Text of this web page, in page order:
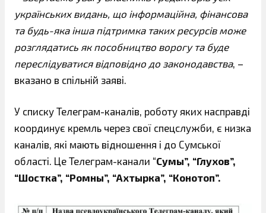
українських видань, що інформаційна, фінансова
та будь-яка інша підтримка таких ресурсів може
розглядатись як пособництво ворогу та буде
переслідуватися відповідно до законодавства, –
вказано в спільній заяві.
У списку Телеграм-каналів, роботу яких насправді
координує кремль через свої спецслужби, є низка
каналів, які мають відношення і до Сумської
області. Це Телеграм-канали “Сумы”, “Глухов”,
“Шостка”, “Ромны”, “Ахтырка”, “Конотоп”.